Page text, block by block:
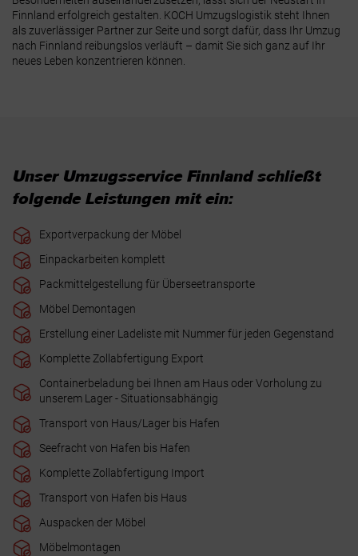
Finnland erfolgreich gestalten. KOCH Umzugslogistik steht Ihnen
als zuverlässiger Partner zur Seite und sorgt dafür, dass Ihr Umzug
nach Finnland reibungslos verläuft – damit Sie sich ganz auf Ihr
neues Leben konzentrieren können.
Unser Umzugsservice Finnland schließt
folgende Leistungen mit ein:
Exportverpackung der Möbel
Einpackarbeiten komplett
Packmittelgestellung für Überseetransporte
Möbel Demontagen
Erstellung einer Ladeliste mit Nummer für jeden Gegenstand
Komplette Zollabfertigung Export
Containerbeladung bei Ihnen am Haus oder Vorholung zu
unserem Lager - Situationsabhängig
Transport von Haus/Lager bis Hafen
Seefracht von Hafen bis Hafen
Komplette Zollabfertigung Import
Transport von Hafen bis Haus
Auspacken der Möbel
Möbelmontagen